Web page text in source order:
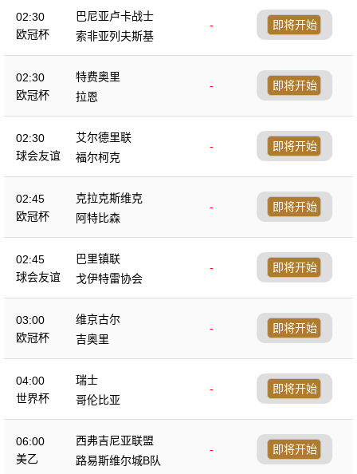
02:30
欧冠杯
巴尼亚卢卡战士
-
索非亚列夫斯基
即将开始
02:30
欧冠杯
特费奥里
-
拉恩
即将开始
02:30
球会友谊
艾尔德里联
-
福尔柯克
即将开始
02:45
欧冠杯
克拉克斯维克
-
阿特比森
即将开始
02:45
球会友谊
巴里镇联
-
戈伊特雷协会
即将开始
03:00
欧冠杯
维京古尔
-
吉奥里
即将开始
04:00
世界杯
瑞士
-
哥伦比亚
即将开始
06:00
美乙
西弗吉尼亚联盟
-
路易斯维尔城B队
即将开始